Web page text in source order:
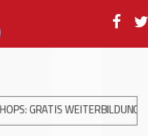
WEITERBILDUNG ZUR